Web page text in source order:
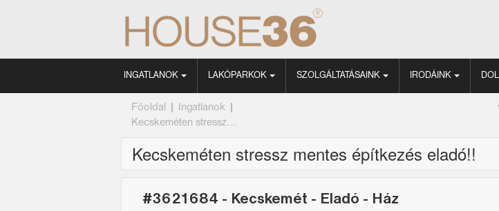
INGATLANOK LAKÓPARKOK SZOLGÁLTATÁSAINK IRODÁINK
Főoldal Ingatlanok
Kecskeméten stressz...
Kecskeméten stressz mentes építkezés eladó!!
#3621684 - Kecskemét - Eladó - Ház